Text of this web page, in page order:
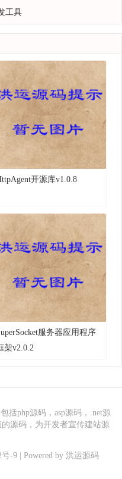
工具
开源库v1.0.8
服务器应用程序
架v2.0.2
括php源码，asp源码，.net源
源码，为开发者宣传建站源
号-9 | Powered by 洪运源码